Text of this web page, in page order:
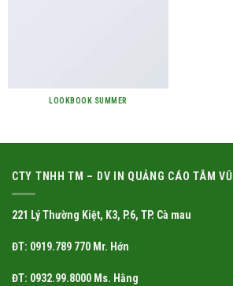
LOOKBOOK SUMMER
CTY TNHH TM – DV IN QUẢNG CÁO TÂM VŨ
221 Lý Thường Kiệt, K3, P.6, TP. Cà mau
ĐT: 0919.789 770 Mr. Hớn
ĐT: 0932.99.8000 Ms. Hằng